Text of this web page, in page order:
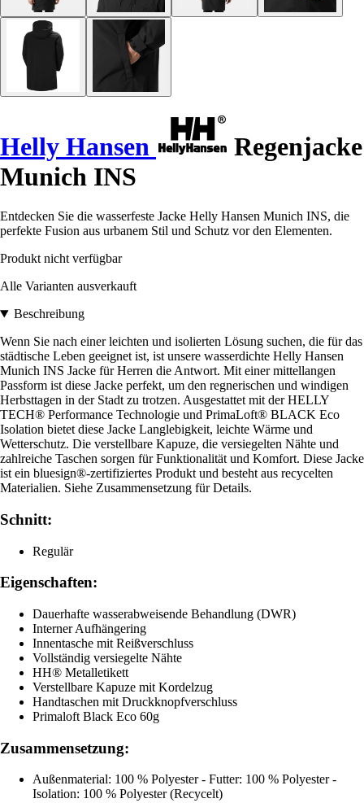
Helly Hansen
Regenjacke
Munich INS
Entdecken Sie die wasserfeste Jacke Helly Hansen Munich INS, die
perfekte Fusion aus urbanem Stil und Schutz vor den Elementen.
Produkt nicht verfügbar
Alle Varianten ausverkauft
Beschreibung
Wenn Sie nach einer leichten und isolierten Lösung suchen, die für das
städtische Leben geeignet ist, ist unsere wasserdichte Helly Hansen
Munich INS Jacke für Herren die Antwort. Mit einer mittellangen
Passform ist diese Jacke perfekt, um den regnerischen und windigen
Herbsttagen in der Stadt zu trotzen. Ausgestattet mit der HELLY
TECH® Performance Technologie und PrimaLoft® BLACK Eco
Isolation bietet diese Jacke Langlebigkeit, leichte Wärme und
Wetterschutz. Die verstellbare Kapuze, die versiegelten Nähte und
zahlreiche Taschen sorgen für Funktionalität und Komfort. Diese Jacke
ist ein bluesign®-zertifiziertes Produkt und besteht aus recycelten
Materialien. Siehe Zusammensetzung für Details.
Schnitt:
Regulär
Eigenschaften:
Dauerhafte wasserabweisende Behandlung (DWR)
Interner Aufhängering
Innentasche mit Reißverschluss
Vollständig versiegelte Nähte
HH® Metalletikett
Verstellbare Kapuze mit Kordelzug
Handtaschen mit Druckknopfverschluss
Primaloft Black Eco 60g
Zusammensetzung:
Außenmaterial: 100 % Polyester - Futter: 100 % Polyester -
Isolation: 100 % Polyester (Recycelt)